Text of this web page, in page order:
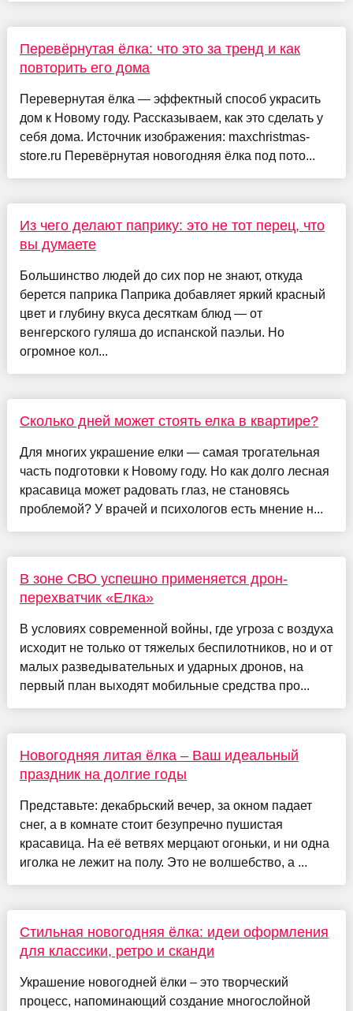
Перевёрнутая ёлка: что это за тренд и как
повторить его дома
Перевернутая ёлка — эффектный способ украсить
дом к Новому году. Рассказываем, как это сделать у
себя дома. Источник изображения: maxchristmas-
store.ru Перевёрнутая новогодняя ёлка под пото...
Из чего делают паприку: это не тот перец, что
вы думаете
Большинство людей до сих пор не знают, откуда
берется паприка Паприка добавляет яркий красный
цвет и глубину вкуса десяткам блюд — от
венгерского гуляша до испанской паэльи. Но
огромное кол...
Сколько дней может стоять елка в квартире?
Для многих украшение елки — самая трогательная
часть подготовки к Новому году. Но как долго лесная
красавица может радовать глаз, не становясь
проблемой? У врачей и психологов есть мнение н...
В зоне СВО успешно применяется дрон-
перехватчик «Елка»
В условиях современной войны, где угроза с воздуха
исходит не только от тяжелых беспилотников, но и от
малых разведывательных и ударных дронов, на
первый план выходят мобильные средства про...
Новогодняя литая ёлка – Ваш идеальный
праздник на долгие годы
Представьте: декабрьский вечер, за окном падает
снег, а в комнате стоит безупречно пушистая
красавица. На её ветвях мерцают огоньки, и ни одна
иголка не лежит на полу. Это не волшебство, а ...
Стильная новогодняя ёлка: идеи оформления
для классики, ретро и сканди
Украшение новогодней ёлки – это творческий
процесс, напоминающий создание многослойной